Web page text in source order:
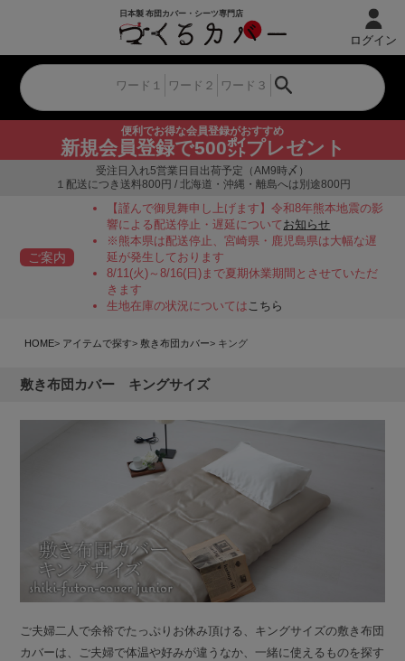
便利でお得な会員登録がおすすめ
新規会員登録で500㌽プレゼント
ログイン
受注日入れ5営業日目出荷予定（AM9時〆）
１配送につき送料800円 / 北海道・沖縄・離島へは別途800円
ご案内
【謹んで御見舞申し上げます】令和8年熊本地震の影
響による配送停止・遅延についてお知らせ
※熊本県は配送停止、宮崎県・鹿児島県は大幅な遅
延が発生しております
8/11(火)～8/16(日)まで夏期休業期間とさせていただ
きます
生地在庫の状況についてはこちら
HOME アイテムで探す 敷き布団カバー キング
敷き布団カバー キングサイズ
ご夫婦二人で余裕でたっぷりお休み頂ける、キングサイズの敷き布団
カバーは、ご夫婦で体温や好みが違うなか、一緒に使えるものを探す